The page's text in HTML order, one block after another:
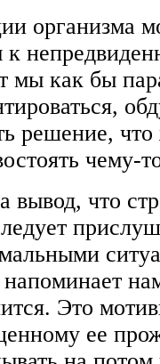
организма
к
мы как бы
решение, что
чему-
вывод, что
Это
ее